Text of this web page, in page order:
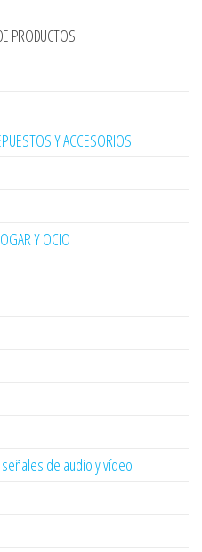
PRODUCTOS
Y ACCESORIOS
Y OCIO
de audio y vídeo